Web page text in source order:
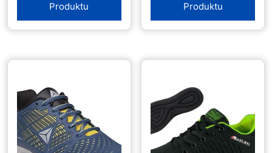
Produktu
Produktu